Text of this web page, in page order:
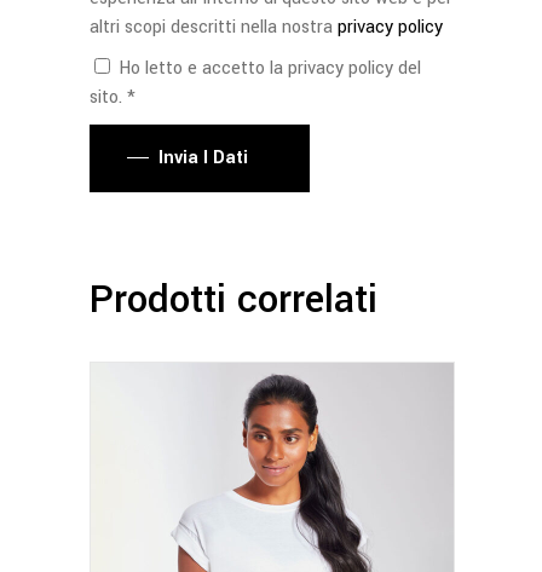
altri scopi descritti nella nostraprivacy policy
Ho letto e accetto la privacy policy del
sito. *
Invia I Dati
Prodotti correlati
Questo